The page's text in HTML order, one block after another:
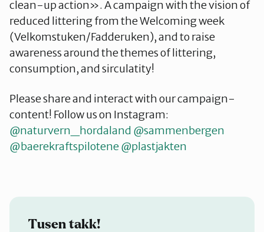
clean-up action». A campaign with the vision of
reduced littering from the Welcoming week
(Velkomstuken/Fadderuken), and to raise
awareness around the themes of littering,
consumption, and sirculatity!
Please share and interact with our campaign-
content! Follow us on Instagram:
@naturvern_hordaland @sammenbergen
@baerekraftspilotene@plastjakten
Tusen takk!